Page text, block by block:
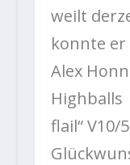
weilt
konnte er
Alex
Highballs
flail“ V10/